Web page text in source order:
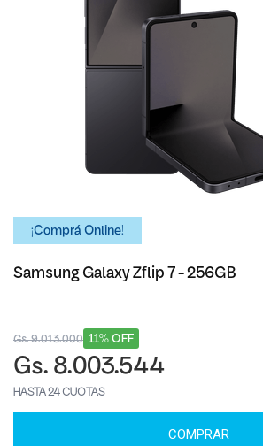
¡Comprá Online!
Samsung Galaxy Zflip 7 - 256GB
11% OFF
Gs. 9.013.000
Gs. 8.003.544
HASTA 24 CUOTAS
COMPRAR